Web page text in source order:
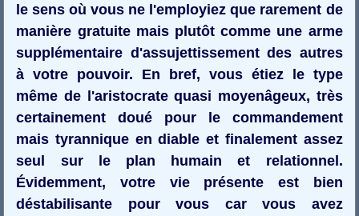
le sens où vous ne l'employiez que rarement de
manière gratuite mais plutôt comme une arme
supplémentaire d'assujettissement des autres
à votre pouvoir. En bref, vous étiez le type
même de l'aristocrate quasi moyenâgeux, très
certainement doué pour le commandement
mais tyrannique en diable et finalement assez
seul sur le plan humain et relationnel.
Évidemment, votre vie présente est bien
déstabilisante pour vous car vous avez